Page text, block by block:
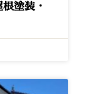
塗装・